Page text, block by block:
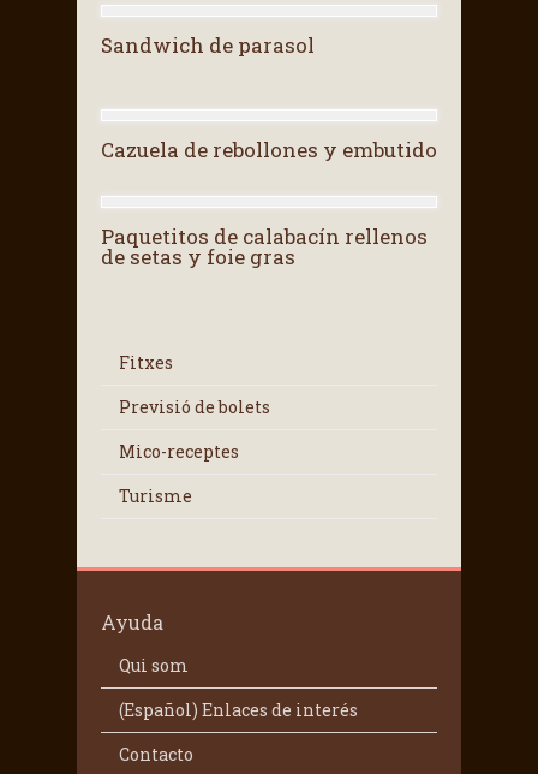
Sandwich de parasol
Cazuela de rebollones y embutido
Paquetitos de calabacín rellenos
de setas y foie gras
Fitxes
Previsió de bolets
Mico-receptes
Turisme
Ayuda
Qui som
(Español) Enlaces de interés
Contacto